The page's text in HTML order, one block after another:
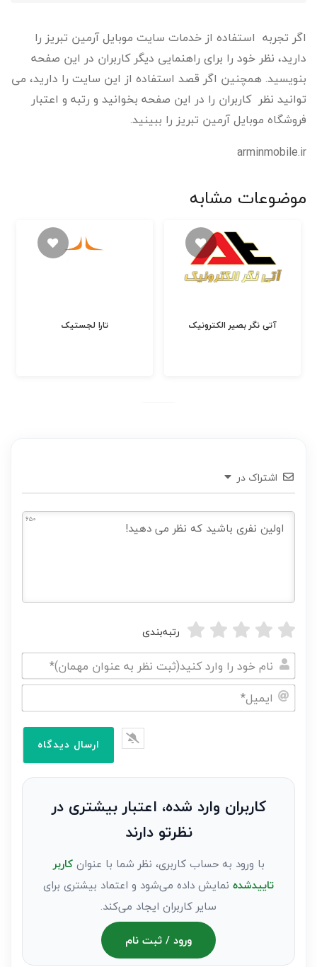
اگر تجربه استفاده از خدمات سایت موبایل آرمین تبریز را
دارید، نظر خود را برای راهنمایی دیگر کاربران در این صفحه
بنویسید. همچنین اگر قصد استفاده از این سایت را دارید، می
توانید نظر کاربران را در این صفحه بخوانید و رتبه و اعتبار
فروشگاه موبایل آرمین تبریز را ببینید.
arminmobile.ir
موضوعات مشابه
تارا لجستیک آتی نگر بصیر الکترونیک
اشتراک در
650
رتبه‌بندی
نام
خود
نظر
کاربران وارد شده، اعتبار بیشتری در
نظرتو دارند
با ورود به حساب کاربری، نظر شما با عنوانکاربر
تاییدشده نمایش داده می‌شود و اعتماد بیشتری برای
سایر کاربران ایجاد می‌کند.
ورود / ثبت نام